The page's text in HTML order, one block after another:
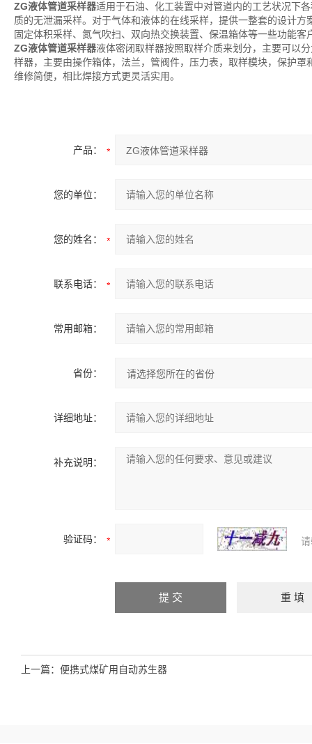
ZG液体管道采样器适用于石油、化工装置中对管道内的工艺状况下
质的无泄漏采样。对于气体和液体的在线采样，提供一整套的设计
固定体积采样、氮气吹扫、双向热交换装置、保温箱体等一些功能
ZG液体管道采样器液体密闭取样器按照取样介质来划分，主要可以
样器，主要由操作箱体，法兰，管阀件，压力表，取样模块，保护
维修简便，相比焊接方式更灵活实用。
产品：
您的单位：
您的姓名：
联系电话：
常用邮箱：
省份：
详细地址：
补充说明：
验证码：
上一篇： 便携式煤矿用自动苏生器